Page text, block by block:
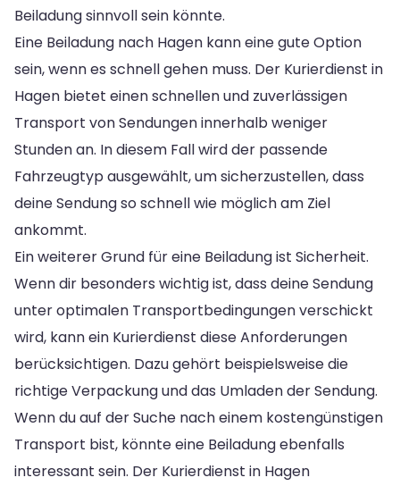
Beiladung sinnvoll sein könnte.
Eine Beiladung nach Hagen kann eine gute Option
sein, wenn es schnell gehen muss. Der Kurierdienst in
Hagen bietet einen schnellen und zuverlässigen
Transport von Sendungen innerhalb weniger
Stunden an. In diesem Fall wird der passende
Fahrzeugtyp ausgewählt, um sicherzustellen, dass
deine Sendung so schnell wie möglich am Ziel
ankommt.
Ein weiterer Grund für eine Beiladung ist Sicherheit.
Wenn dir besonders wichtig ist, dass deine Sendung
unter optimalen Transportbedingungen verschickt
wird, kann ein Kurierdienst diese Anforderungen
berücksichtigen. Dazu gehört beispielsweise die
richtige Verpackung und das Umladen der Sendung.
Wenn du auf der Suche nach einem kostengünstigen
Transport bist, könnte eine Beiladung ebenfalls
interessant sein. Der Kurierdienst in Hagen